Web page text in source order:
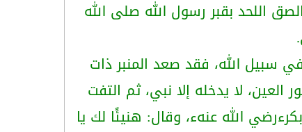
اللحد بقبر رسول الله صلى الله
سبيل الله، فقد صعد المنبر ذات
لا يدخله إلا نبي، ثم التفت
الله عنهء، وقال: هنيئًا لك يا